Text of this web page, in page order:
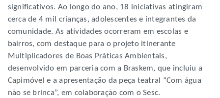
significativos. Ao longo do ano, 18 iniciativas atingiram
cerca de 4 mil crianças, adolescentes e integrantes da
comunidade. As atividades ocorreram em escolas e
bairros, com destaque para o projeto itinerante
Multiplicadores de Boas Práticas Ambientais,
desenvolvido em parceria com a Braskem, que incluiu a
Capimóvel e a apresentação da peça teatral “Com água
não se brinca”, em colaboração com o Sesc.